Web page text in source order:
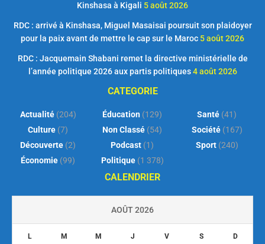
Kinshasa à Kigali 5 août 2026
RDC : arrivé à Kinshasa, Miguel Masaisai poursuit son plaidoyer
pour la paix avant de mettre le cap sur le Maroc 5 août 2026
RDC : Jacquemain Shabani remet la directive ministérielle de
l’année politique 2026 aux partis politiques 4 août 2026
CATEGORIE
Actualité(204)
Culture (7)
Découverte (2)
Économie (99)
Éducation (129)
Non Classé (54)
Podcast (1)
Politique(1 378)
Santé (41)
Société(167)
Sport(240)
CALENDRIER
AOÛT 2026
L M M J V S D